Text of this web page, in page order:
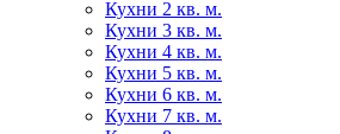
Кухни 2 кв. м.
Кухни 3 кв. м.
Кухни 4 кв. м.
Кухни 5 кв. м.
Кухни 6 кв. м.
Кухни 7 кв. м.